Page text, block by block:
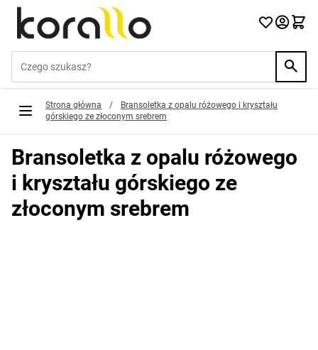
Przejdź do treści
Strona główna /
Bransoletka z opalu różowego i kryształu
górskiego ze złoconym srebrem
Bransoletka z opalu różowego
i kryształu górskiego ze
złoconym srebrem